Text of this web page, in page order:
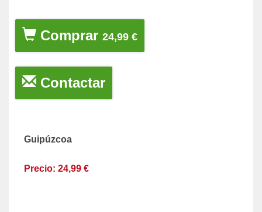
Comprar 24,99 €
Contactar
Guipúzcoa
Precio: 24,99 €